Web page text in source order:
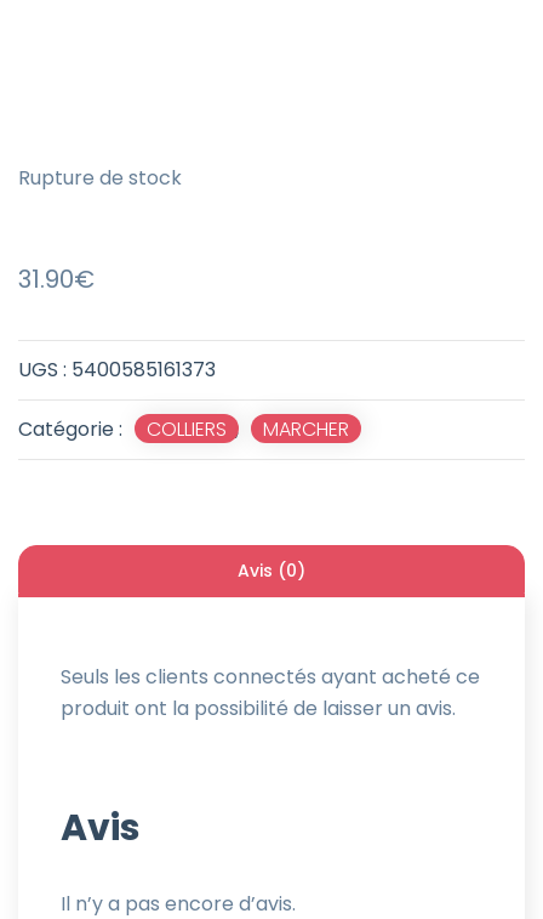
UGS : 5400585161373
Catégorie : COLLIERS , MARCHER
31.90€
Rupture de stock
Avis (0)
Avis
Il n’y a pas encore d’avis.
Seuls les clients connectés ayant acheté ce
produit ont la possibilité de laisser un avis.